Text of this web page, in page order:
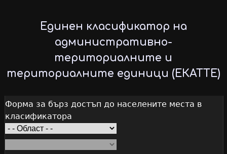
to
main
content
Единен класификатор на
административно-
териториалните и
териториалните единици (ЕКАТТЕ)
Форма за бърз достъп до населените места в
класификатора